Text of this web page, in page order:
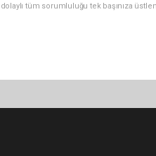
dolaylı tüm sorumluluğu tek başınıza